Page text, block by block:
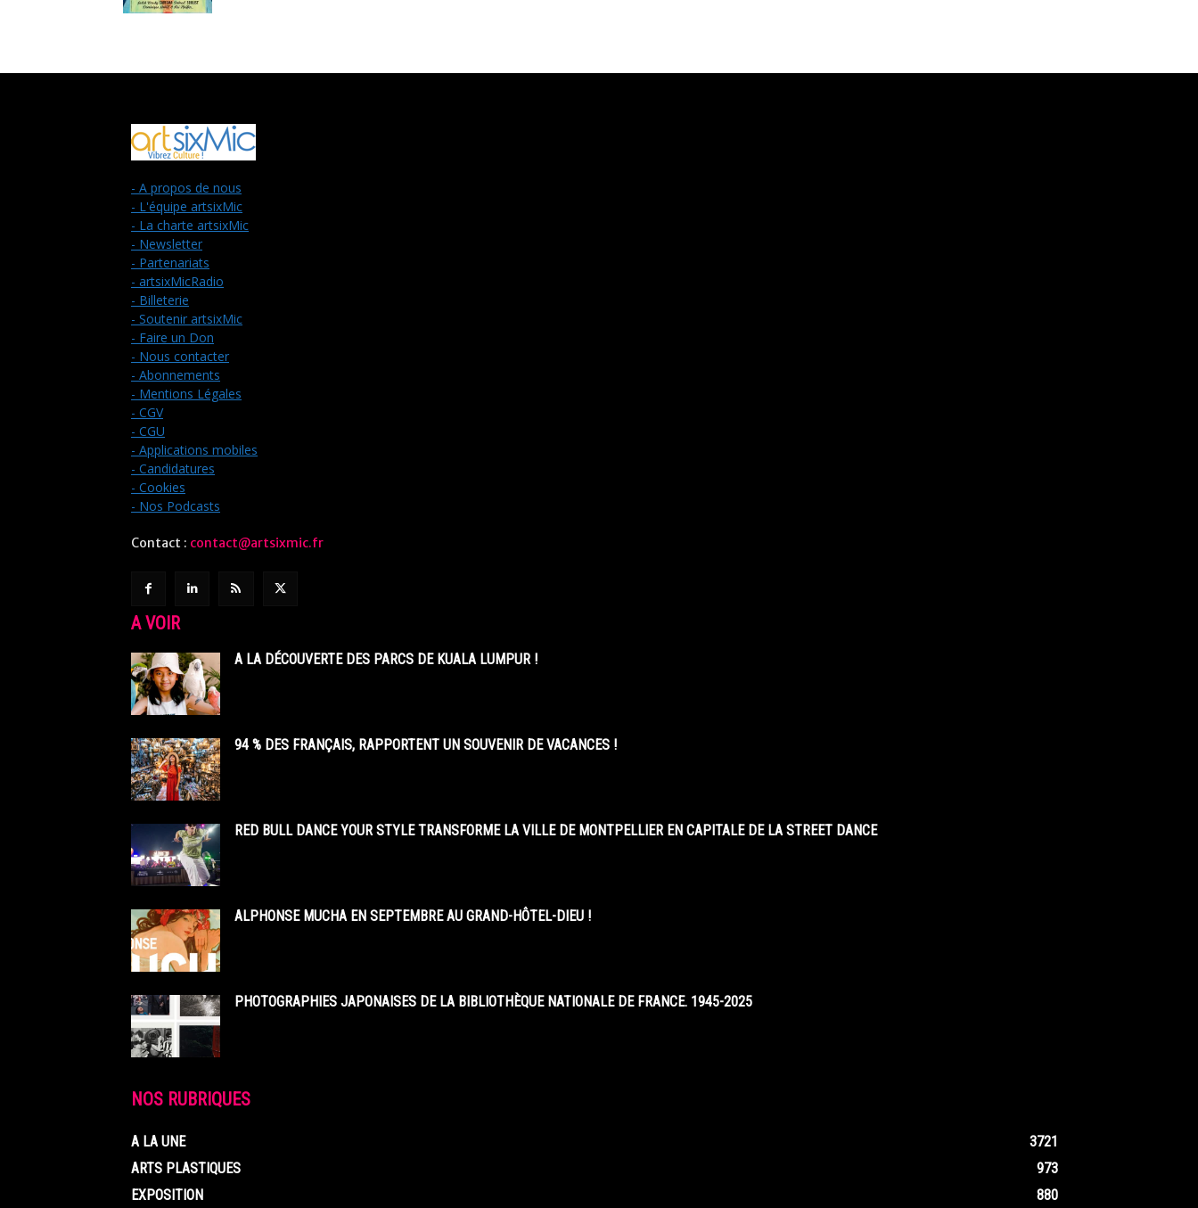
- A propos de nous
- L'équipe artsixMic
- La charte artsixMic
- Newsletter
- Partenariats
- artsixMicRadio
- Billeterie
- Soutenir artsixMic
- Faire un Don
- Nous contacter
- Abonnements
- Mentions Légales
- CGV
- CGU
- Applications mobiles
- Candidatures
- Cookies
- Nos Podcasts
Contact : contact@artsixmic.fr
A VOIR
A LA DÉCOUVERTE DES PARCS DE KUALA LUMPUR !
94 % DES FRANÇAIS, RAPPORTENT UN SOUVENIR DE VACANCES !
RED BULL DANCE YOUR STYLE TRANSFORME LA VILLE DE MONTPELLIER EN CAPITALE DE LA STREET DANCE
ALPHONSE MUCHA EN SEPTEMBRE AU GRAND-HÔTEL-DIEU !
PHOTOGRAPHIES JAPONAISES DE LA BIBLIOTHÈQUE NATIONALE DE FRANCE. 1945-2025
NOS RUBRIQUES
A LA UNE
3721
ARTS PLASTIQUES
973
EXPOSITION
880